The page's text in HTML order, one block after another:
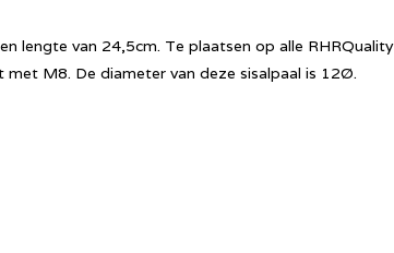
lengte van 24,5cm. Te plaatsen op alle RHRQuality
M8. De diameter van deze sisalpaal is 12Ø.